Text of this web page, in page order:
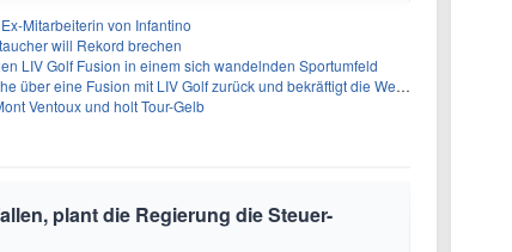
Mitarbeiterin von Infantino
will Rekord brechen
LIV Golf Fusion in einem sich wandelnden Sportumfeld
eine Fusion mit LIV Golf zurück und bekräftigt die Wettbewerbslandschaft
Ventoux und holt Tour-Gelb
plant die Regierung die Steuer-